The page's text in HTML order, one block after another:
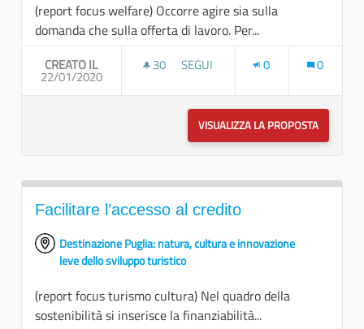
(report focus welfare) Occorre agire sia sulla
domanda che sulla offerta di lavoro. Per...
CREATO IL
22/01/2020
30 30 SOSTENITORI
SEGUI 0 0
VISUALIZZA LA PROPOSTA
Facilitare l’accesso al credito
Destinazione Puglia: natura, cultura e innovazione
leve dello sviluppo turistico
(report focus turismo cultura) Nel quadro della
sostenibilità si inserisce la finanziabilità...